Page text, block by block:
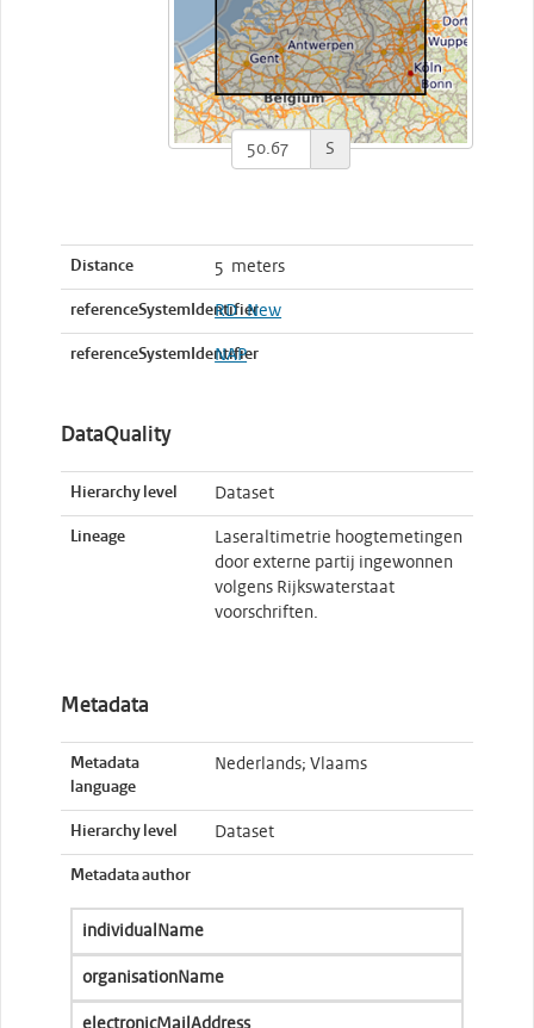
S
Distance 5 meters
referenceSystemIdentifier
RD_New
referenceSystemIdentifier
NAP
DataQuality
Hierarchy level Dataset
Lineage
Laseraltimetrie hoogtemetingen
door externe partij ingewonnen
volgens Rijkswaterstaat
voorschriften.
Metadata
Metadata
language
Nederlands; Vlaams
Hierarchy level Dataset
Metadata author
individualName
organisationName